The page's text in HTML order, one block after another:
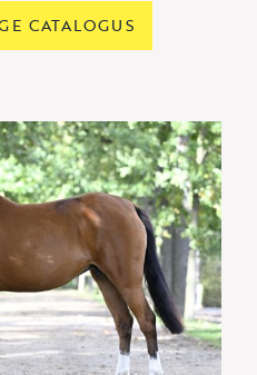
CATALOGUS